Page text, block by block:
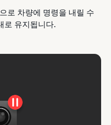
로 차량에 명령을 내릴 수
로 유지됩니다.